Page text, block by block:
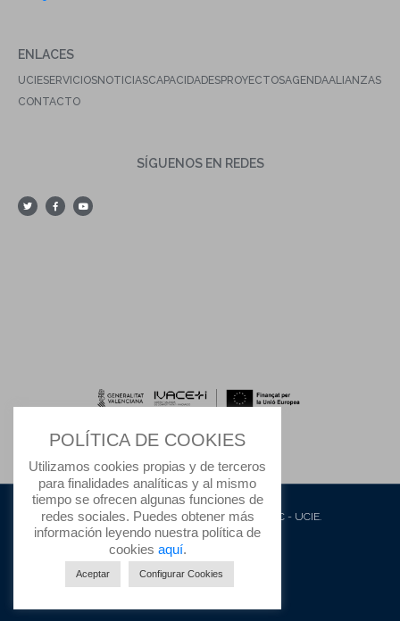
ENLACES
UCIESERVICIOSNOTICIASCAPACIDADESPROYECTOSAGENDAALIANZAS
CONTACTO
SÍGUENOS EN REDES
© 2020 Todos los derechos reservados IFIC - UCIE.
Protección de datos
Aviso Legal
Política de Cookies
POLÍTICA DE COOKIES
Utilizamos cookies propias y de terceros
para finalidades analíticas y al mismo
tiempo se ofrecen algunas funciones de
redes sociales. Puedes obtener más
información leyendo nuestra política de
cookies aquí.
Aceptar Configurar Cookies